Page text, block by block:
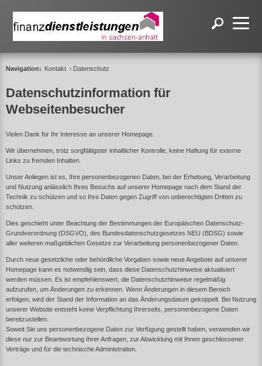
Navigation: Kontakt Datenschutz
Datenschutzinformation für
Webseitenbesucher
Vielen Dank für Ihr Interesse an unserer Homepage.
Wir übernehmen, trotz sorgfältigster inhaltlicher Kontrolle, keine Haftung für externe
Links zu fremden Inhalten.
Unser Anliegen ist es, Ihre personenbezogenen Daten, bei der Erhebung, Verarbeitung
und Nutzung anlässlich Ihres Besuchs auf unserer Homepage nach dem Stand der
Technik zu schützen und so Ihre Daten gegen Zugriff von unberechtigten Dritten zu
schützen.
Dies geschieht unter Beachtung der Bestimmungen der Europäischen Datenschutz-
Grundverordnung (DSGVO), des Bundesdatenschutzgesetzes NEU (BDSG) sowie
aller weiteren maßgeblichen Gesetze zur Verarbeitung personenbezogener Daten.
Durch neue gesetzliche oder behördliche Vorgaben sowie neue Angebote auf unserer
Homepage kann es notwendig sein, dass diese Datenschutzhinweise aktualisiert
werden müssen. Es ist empfehlenswert, die Datenschutzhinweise regelmäßig
aufzurufen, um Änderungen zu erkennen. Wenn Änderungen in diesem Bereich
erfolgen, wird der Stand der Information an das Änderungsdatum gekoppelt. Bei Nutzung
unserer Website entsteht keine Verpflichtung Ihrerseits, personenbezogene Daten
bereitzustellen.
Soweit Sie uns personenbezogene Daten zur Verfügung gestellt haben, verwenden wir
diese nur zur Beantwortung Ihrer Anfragen, zur Abwicklung mit Ihnen geschlossener
Verträge und für die technische Administration.